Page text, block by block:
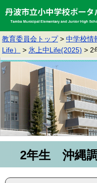
教育委員会トップ > 中学校情
Life）
> 氷上中Life(2025) > 2
2年生 沖縄